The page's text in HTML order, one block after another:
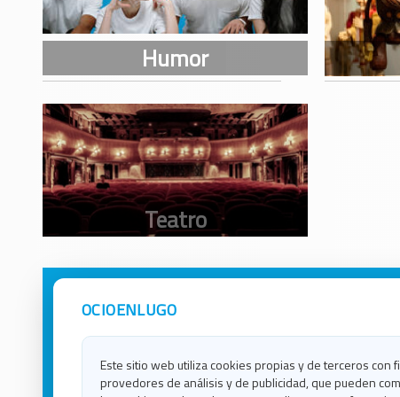
OCIOENLUGO
Este sitio web utiliza cookies propias y de terceros con
provedores de análisis y de publicidad, que pueden
Avisos Legales
Política de Cookies
Ocio
Ocio